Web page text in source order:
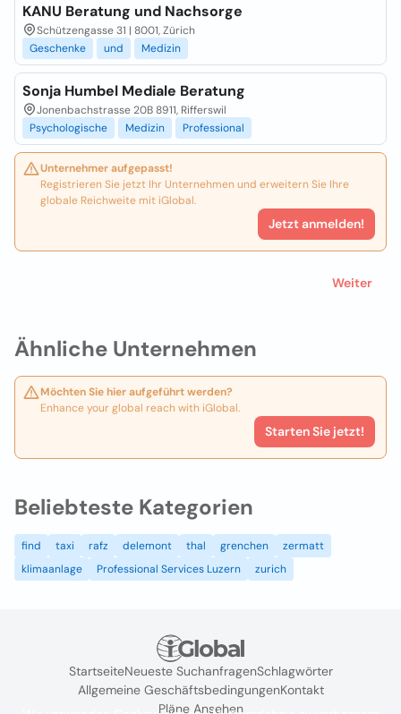
Ähnliche Unternehmen
Möchten Sie hier aufgeführt werden?
Enhance your global reach with iGlobal.
Starten Sie jetzt!
KANU Beratung und Nachsorge
Schützengasse 31 | 8001, Zürich
Geschenke
und Medizin
Sonja Humbel Mediale Beratung
Jonenbachstrasse 20B 8911, Rifferswil
Psychologische
Medizin Professional
Unternehmer aufgepasst!
Registrieren Sie jetzt Ihr Unternehmen und erweitern Sie Ihre
globale Reichweite mit iGlobal.
Jetzt anmelden!
Weiter
Beliebteste Kategorien
find taxi rafz delemont thal grenchen
zermatt
klimaanlage
Professional Services Luzern zurich
StartseiteNeueste SuchanfragenSchlagwörter
Allgemeine GeschäftsbedingungenKontakt
Pläne Ansehen